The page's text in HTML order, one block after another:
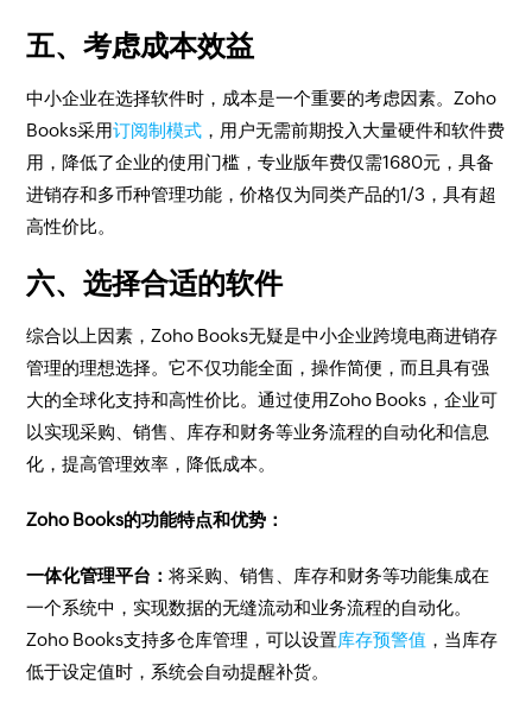
五、考虑成本效益
中小企业在选择软件时，成本是一个重要的考虑因素。Zoho
Books采用订阅制模式 ，用户无需前期投入大量硬件和软件费
用，降低了企业的使用门槛，专业版年费仅需1680元，具备
进销存和多币种管理功能，价格仅为同类产品的1/3，具有超
高性价比。
六、选择合适的软件
综合以上因素，Zoho Books无疑是中小企业跨境电商进销存
管理的理想选择。它不仅功能全面，操作简便，而且具有强
大的全球化支持和高性价比。通过使用Zoho Books，企业可
以实现采购、销售、库存和财务等业务流程的自动化和信息
化，提高管理效率，降低成本。
Zoho Books的功能特点和优势：
一体化管理平台：将采购、销售、库存和财务等功能集成在
一个系统中，实现数据的无缝流动和业务流程的自动化。
Zoho Books支持多仓库管理，可以设置库存预警值 ，当库存
低于设定值时，系统会自动提醒补货。